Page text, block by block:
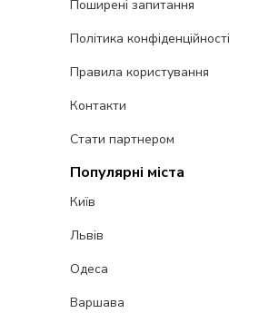
Поширені запитання
Політика конфіденційності
Правила користування
Контакти
Стати партнером
Популярні міста
Київ
Львів
Одеса
Варшава